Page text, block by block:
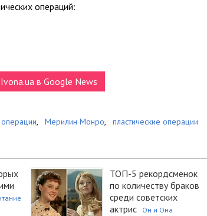
операций:
в Google News
операции, Мерилин Монро,
пластические операции
ТОП-5 рекордсменок
по количеству браков
среди советских
актрис
Он и Она